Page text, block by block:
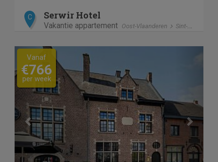
C Serwir Hotel
Vakantie appartement Oost-Vlaanderen Sint-Niklaas
Previous
Vanaf
€766
per week